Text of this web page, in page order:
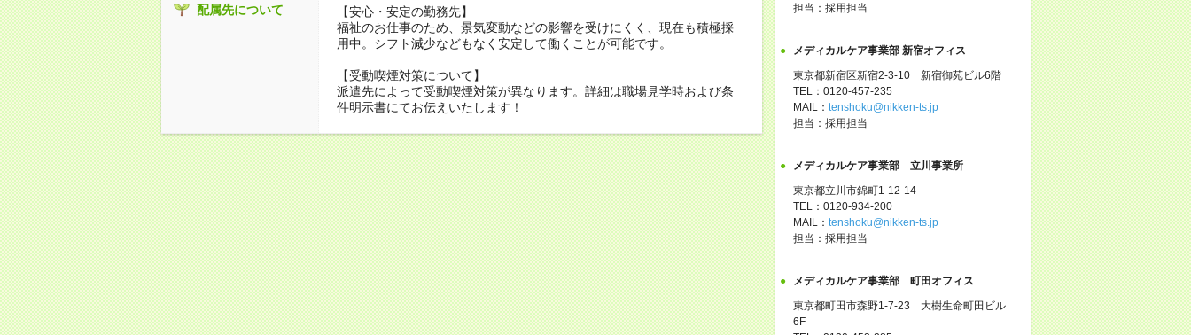
配属先について
【安心・安定の勤務先】
福祉のお仕事のため、景気変動などの影響を受けにくく、現在も積極採
用中。シフト減少などもなく安定して働くことが可能です。
【受動喫煙対策について】
派遣先によって受動喫煙対策が異なります。詳細は職場見学時および条
件明示書にてお伝えいたします！
担当：採用担当
メディカルケア事業部 新宿オフィス
東京都新宿区新宿2-3-10 新宿御苑ビル6階
TEL：0120-457-235
MAIL： tenshoku@nikken-ts.jp
担当：採用担当
メディカルケア事業部 立川事業所
東京都立川市錦町1-12-14
TEL：0120-934-200
MAIL： tenshoku@nikken-ts.jp
担当：採用担当
メディカルケア事業部 町田オフィス
東京都町田市森野1-7-23 大樹生命町田ビル
6F